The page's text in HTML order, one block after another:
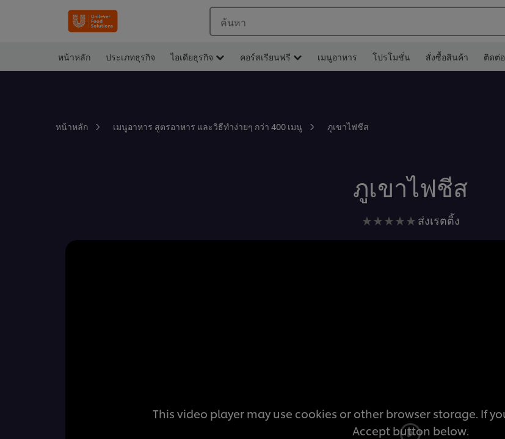
ค้นหา
หน้าหลัก ประเภทธุรกิจ ไอเดียธุรกิจ คอร์สเรียนฟรี เมนูอาหาร โปรโมชั่น สั่งซื้อสินค้า ติดต่
หน้าหลัก เมนูอาหาร สูตรอาหาร และวิธีทำง่ายๆ กว่า 400 เมนู ภูเขาไฟชีส
ภูเขาไฟชีส
ไม่มี
ส่งเรตติ้ง
This video player may use cookies or other browser storage. If
Accept button below.